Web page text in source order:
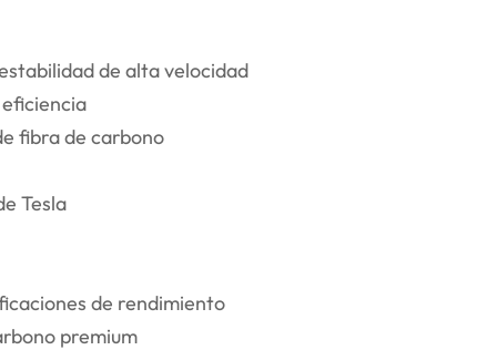
de alta velocidad
fibra de carbono
Tesla
de rendimiento
premium